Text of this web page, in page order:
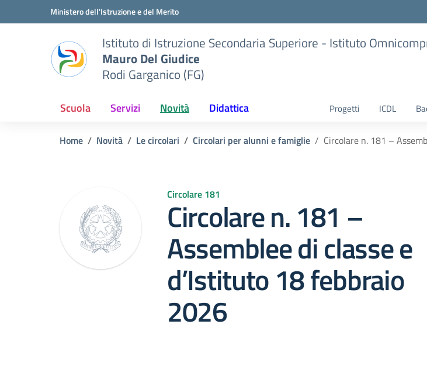
Vai ai contenuti
Vai al menu di navigazioneMinistero dell'Istruzione e del Merito
Istituto di Istruzione Secondaria Superiore - Istituto
Mauro Del Giudice
Rodi Garganico (FG)
Scuola Servizi Novità Didattica Progetti ICDL
Home Novità Le circolari Circolari per alunni e famiglie Circolare n. 181 –
Circolare 181
Circolare n. 181 –
Assemblee di classe e
d’Istituto 18 febbraio
2026